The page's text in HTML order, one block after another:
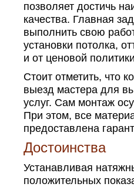
позволяет достичь
качества. Главная
выполнить свою
установки потолка,
и от ценовой
Стоит отметить, что
выезд мастера для
услуг. Сам монтаж
При этом, все
предоставлена
Достоинства
Устанавливая
положительных